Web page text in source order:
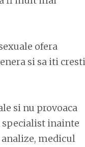
ofera
si sa iti cresti
si nu provoaca
specialist inainte
medicul